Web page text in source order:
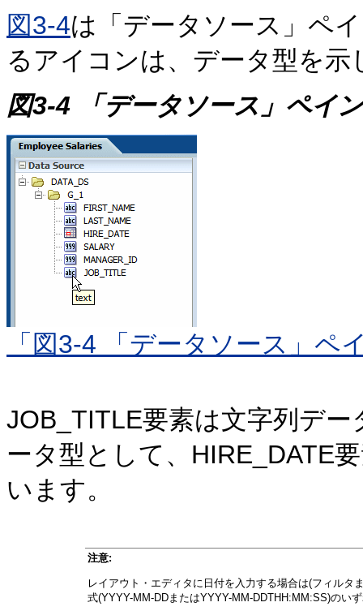
図3-4は「データソース」ペ
るアイコンは、データ型を示
図3-4 「データソース」ペイン
「図3-4 「データソース」ペ
JOB_TITLE要素は文字列デ
ータ型として、HIRE_DATE
います。
注意:
レイアウト・エディタに日付を入力する場合は(フィル
式(YYYY-MM-DDまたはYYYY-MM-DDTHH:MM:SS)のい